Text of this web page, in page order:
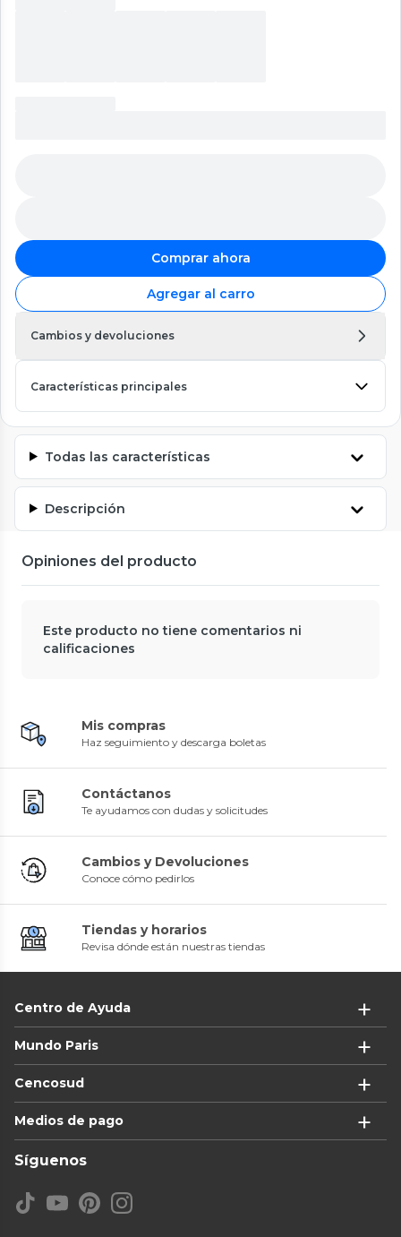
Comprar ahora
Agregar al carro
Cambios y devoluciones
Características principales
Todas las características
Descripción
Opiniones del producto
Este producto no tiene comentarios ni
calificaciones
Mis compras
Haz seguimiento y descarga boletas
Contáctanos
Te ayudamos con dudas y solicitudes
Cambios y Devoluciones
Conoce cómo pedirlos
Tiendas y horarios
Revisa dónde están nuestras tiendas
Centro de Ayuda
Mundo Paris
Cencosud
Medios de pago
Síguenos